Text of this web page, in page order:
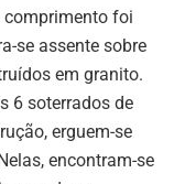
comprimento foi
se assente sobre
em granito.
6 soterrados de
erguem-se
encontram-se